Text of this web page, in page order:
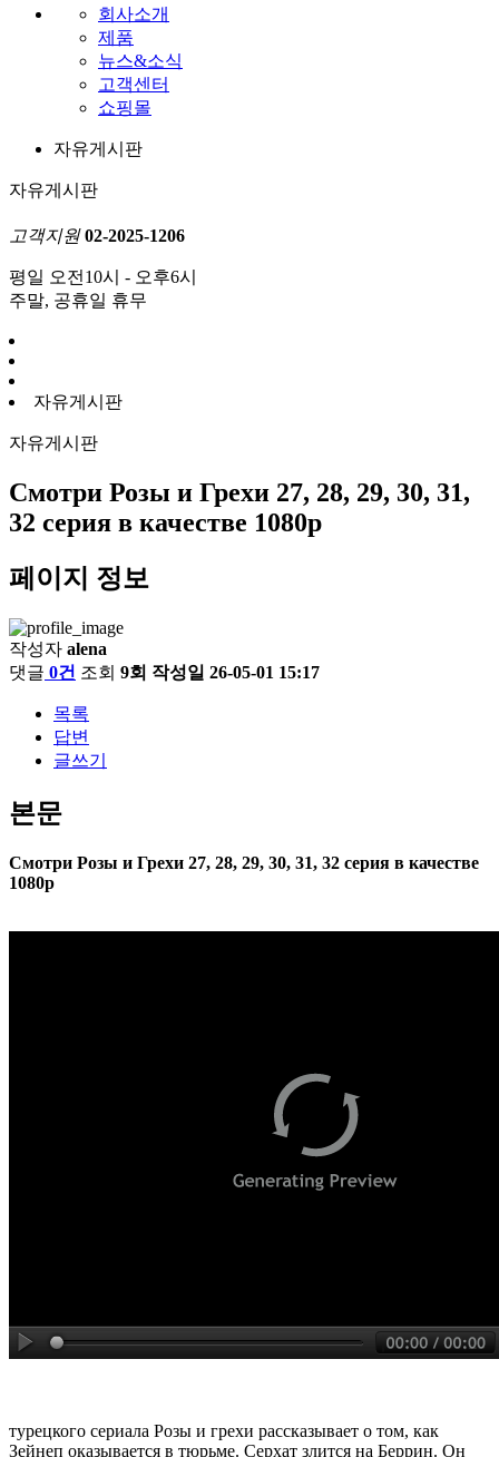
회사소개
제품
뉴스&소식
고객센터
쇼핑몰
자유게시판
자유게시판
고객지원 02-2025-1206
평일 오전10시 - 오후6시
주말, 공휴일 휴무
자유게시판
자유게시판
Смотри Розы и Грехи 27, 28, 29, 30, 31,
32 серия в качестве 1080p
페이지 정보
작성자 alena
댓글 0건 조회 9회 작성일 26-05-01 15:17
목록
답변
글쓰기
본문
Смотри Розы и Грехи 27, 28, 29, 30, 31, 32 серия в качестве
1080p
турецкого сериала Розы и грехи рассказывает о том, как
Зейнеп оказывается в тюрьме. Серхат злится на Беррин. Он